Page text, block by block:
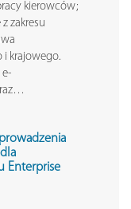
kierowców;
zakresu
krajowego.
e-
Enterprise